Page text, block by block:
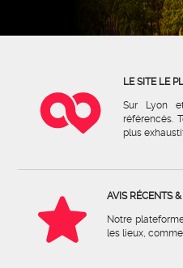
LE SITE LE
Sur Lyon
référencés.
plus
AVIS RÉCENTS
Notre
les lieux,